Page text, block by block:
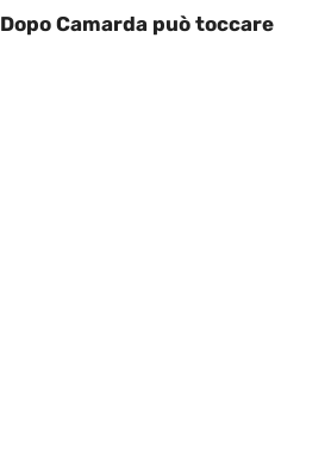
Dopo Camarda può toccare